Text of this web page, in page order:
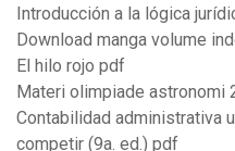
Introducción a la lógica
Download manga volume
El hilo rojo pdf
Materi olimpiade astronomi
Contabilidad administrativa
competir (9a. ed.) pdf